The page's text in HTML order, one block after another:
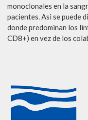
monoclonales en la
pacientes. Asi se puede
donde predominan los
CD8+) en vez de los